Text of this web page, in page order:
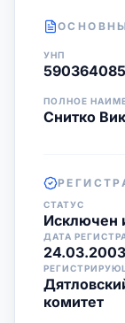
УНП
590364085
ПОЛНОЕ
Снитко
СТАТУС
Исключен
ДАТА
24.03.2003
комитет